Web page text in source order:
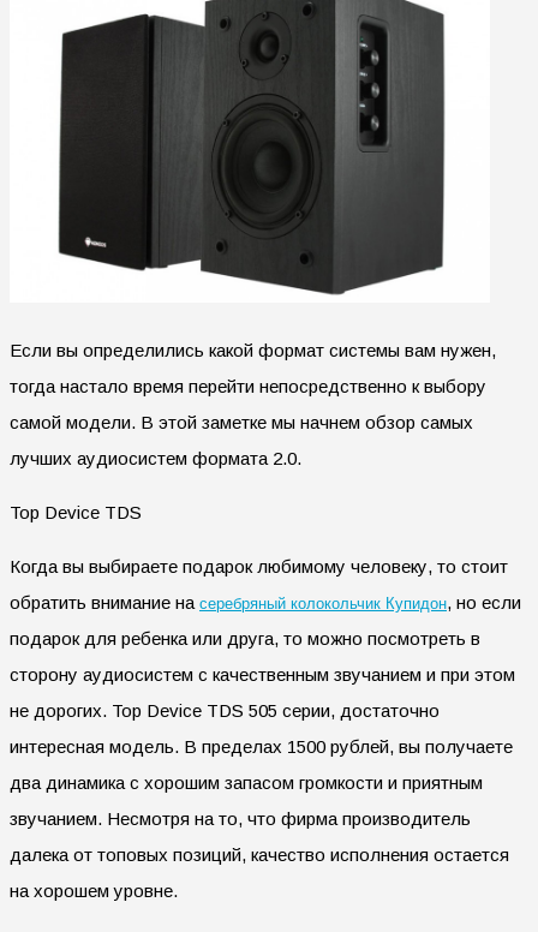
Если вы определились какой формат системы вам нужен,
тогда настало время перейти непосредственно к выбору
самой модели. В этой заметке мы начнем обзор самых
лучших аудиосистем формата 2.0.
Top Device TDS
Когда вы выбираете подарок любимому человеку, то стоит
обратить внимание на серебряный колокольчик Купидон, но если
подарок для ребенка или друга, то можно посмотреть в
сторону аудиосистем с качественным звучанием и при этом
не дорогих. Top Device TDS 505 серии, достаточно
интересная модель. В пределах 1500 рублей, вы получаете
два динамика с хорошим запасом громкости и приятным
звучанием. Несмотря на то, что фирма производитель
далека от топовых позиций, качество исполнения остается
на хорошем уровне.